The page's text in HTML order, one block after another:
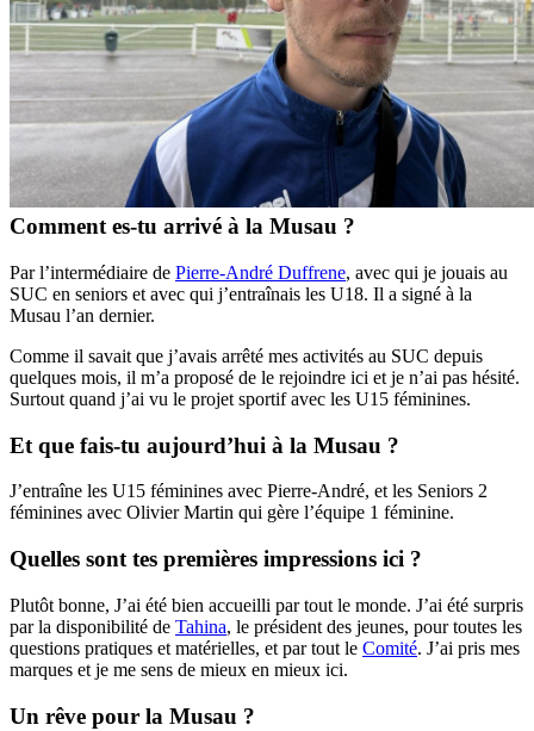
Comment es-tu arrivé à la Musau ?
Par l’intermédiaire de Pierre-André Duffrene, avec qui je jouais au
SUC en seniors et avec qui j’entraînais les U18. Il a signé à la
Musau l’an dernier.
Comme il savait que j’avais arrêté mes activités au SUC depuis
quelques mois, il m’a proposé de le rejoindre ici et je n’ai pas hésité.
Surtout quand j’ai vu le projet sportif avec les U15 féminines.
Et que fais-tu aujourd’hui à la Musau ?
J’entraîne les U15 féminines avec Pierre-André, et les Seniors 2
féminines avec Olivier Martin qui gère l’équipe 1 féminine.
Quelles sont tes premières impressions ici ?
Plutôt bonne, J’ai été bien accueilli par tout le monde. J’ai été surpris
par la disponibilité de Tahina, le président des jeunes, pour toutes les
questions pratiques et matérielles, et par tout le Comité. J’ai pris mes
marques et je me sens de mieux en mieux ici.
Un rêve pour la Musau ?